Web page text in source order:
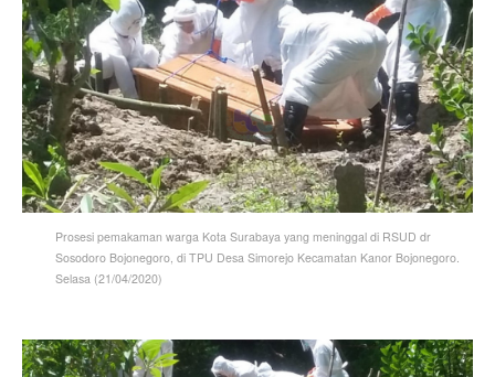
Prosesi pemakaman warga Kota Surabaya yang meninggal di RSUD dr
Sosodoro Bojonegoro, di TPU Desa Simorejo Kecamatan Kanor Bojonegoro.
Selasa (21/04/2020)